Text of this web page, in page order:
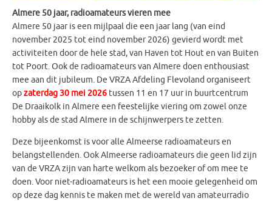
Almere 50 jaar, radioamateurs vieren mee
Almere 50 jaar is een mijlpaal die een jaar lang (van eind
november 2025 tot eind november 2026) gevierd wordt met
activiteiten door de hele stad, van Haven tot Hout en van Buiten
tot Poort. Ook de radioamateurs van Almere doen enthousiast
mee aan dit jubileum. De VRZA Afdeling Flevoland organiseert
opzaterdag 30 mei 2026 tussen 11 en 17 uur in buurtcentrum
De Draaikolk in Almere een feestelijke viering om zowel onze
hobby als de stad Almere in de schijnwerpers te zetten.
Deze bijeenkomst is voor alle Almeerse radioamateurs en
belangstellenden. Ook Almeerse radioamateurs die geen lid zijn
van de VRZA zijn van harte welkom als bezoeker of om mee te
doen. Voor niet-radioamateurs is het een mooie gelegenheid om
op deze dag kennis te maken met de wereld van amateurradio